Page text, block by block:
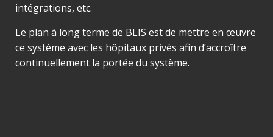
intégrations, etc.
Le plan à long terme de BLIS est de mettre en œuvre
ce système avec les hôpitaux privés afin d’accroître
continuellement la portée du système.